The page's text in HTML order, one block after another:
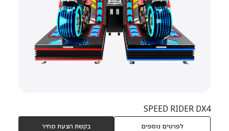
מכונות ספורט
מכונות ממכר אוטומטיות
אביזרים
מכונות ספורט
מכונות ממכר אוטומטיות
אביזרים
SPEED RIDER DX4
לפרטים נוספים בקשת הצעת מחיר